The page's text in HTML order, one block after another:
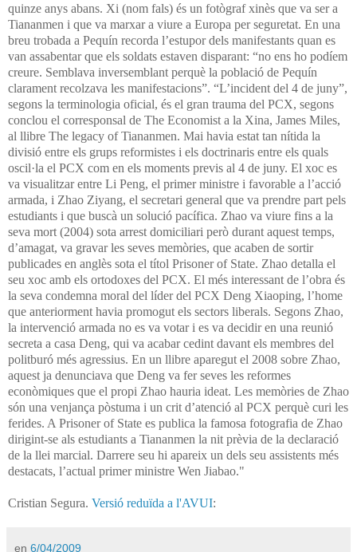
quinze anys abans. Xi (nom fals) és un fotògraf xinès que va ser a
Tiananmen i que va marxar a viure a Europa per seguretat. En una
breu trobada a Pequín recorda l’estupor dels manifestants quan es
van assabentar que els soldats estaven disparant: “no ens ho podíem
creure. Semblava inversemblant perquè la població de Pequín
clarament recolzava les manifestacions”. “L’incident del 4 de juny”,
segons la terminologia oficial, és el gran trauma del PCX, segons
conclou el corresponsal de The Economist a la Xina, James Miles,
al llibre The legacy of Tiananmen. Mai havia estat tan nítida la
divisió entre els grups reformistes i els doctrinaris entre els quals
oscil·la el PCX com en els moments previs al 4 de juny. El xoc es
va visualitzar entre Li Peng, el primer ministre i favorable a l’acció
armada, i Zhao Ziyang, el secretari general que va prendre part pels
estudiants i que buscà un solució pacífica. Zhao va viure fins a la
seva mort (2004) sota arrest domiciliari però durant aquest temps,
d’amagat, va gravar les seves memòries, que acaben de sortir
publicades en anglès sota el títol Prisoner of State. Zhao detalla el
seu xoc amb els ortodoxes del PCX. El més interessant de l’obra és
la seva condemna moral del líder del PCX Deng Xiaoping, l’home
que anteriorment havia promogut els sectors liberals. Segons Zhao,
la intervenció armada no es va votar i es va decidir en una reunió
secreta a casa Deng, qui va acabar cedint davant els membres del
politburó més agressius. En un llibre aparegut el 2008 sobre Zhao,
aquest ja denunciava que Deng va fer seves les reformes
econòmiques que el propi Zhao hauria ideat. Les memòries de Zhao
són una venjança pòstuma i un crit d’atenció al PCX perquè curi les
ferides. A Prisoner of State es publica la famosa fotografia de Zhao
dirigint-se als estudiants a Tiananmen la nit prèvia de la declaració
de la llei marcial. Darrere seu hi apareix un dels seu assistents més
destacats, l’actual primer ministre Wen Jiabao."
Cristian Segura. Versió reduïda a l'AVUI:
en 6/04/2009